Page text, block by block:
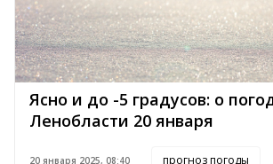
Ясно и до -5 градусов: о
Ленобласти 20 января
20 января 2025, 08:40 прогноз погоды